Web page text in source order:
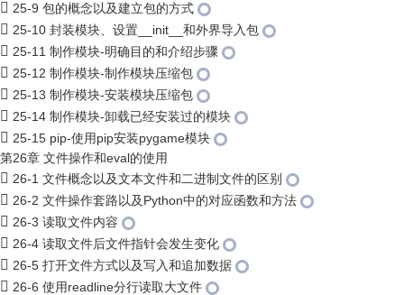
25-9 包的概念以及建立包的方式
25-10 封装模块、设置__init__和外界导入包
25-11 制作模块-明确目的和介绍步骤
25-12 制作模块-制作模块压缩包
25-13 制作模块-安装模块压缩包
25-14 制作模块-卸载已经安装过的模块
25-15 pip-使用pip安装pygame模块
第26章 文件操作和eval的使用
26-1 文件概念以及文本文件和二进制文件的区别
26-2 文件操作套路以及Python中的对应函数和方法
26-3 读取文件内容
26-4 读取文件后文件指针会发生变化
26-5 打开文件方式以及写入和追加数据
26-6 使用readline分行读取大文件